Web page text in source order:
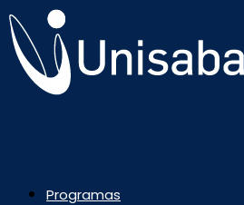
Saltar
al
contenido
Programas